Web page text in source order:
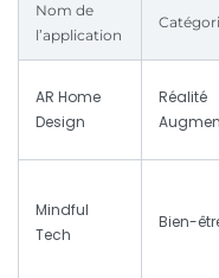
Nom de
l’application
AR Home
Design
Réalité
Mindful
Tech
Bien-